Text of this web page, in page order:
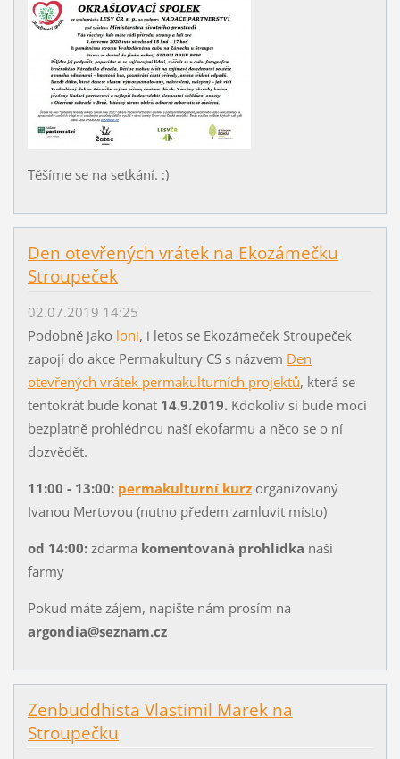
Těšíme se na setkání. :)
Den otevřených vrátek na Ekozámečku
Stroupeček
02.07.2019 14:25
Podobně jako loni, i letos se Ekozámeček Stroupeček
zapojí do akce Permakultury CS s názvem Den
otevřených vrátek permakulturních projektů, která se
tentokrát bude konat 14.9.2019.Kdokoliv si bude moci
bezplatně prohlédnou naší ekofarmu a něco se o ní
dozvědět.
11:00 - 13:00: permakulturní kurzorganizovaný
Ivanou Mertovou (nutno předem zamluvit místo)
od 14:00:zdarma komentovaná prohlídka naší
farmy
Pokud máte zájem, napište nám prosím na
argondia@seznam.cz
Zenbuddhista Vlastimil Marek na
Stroupečku